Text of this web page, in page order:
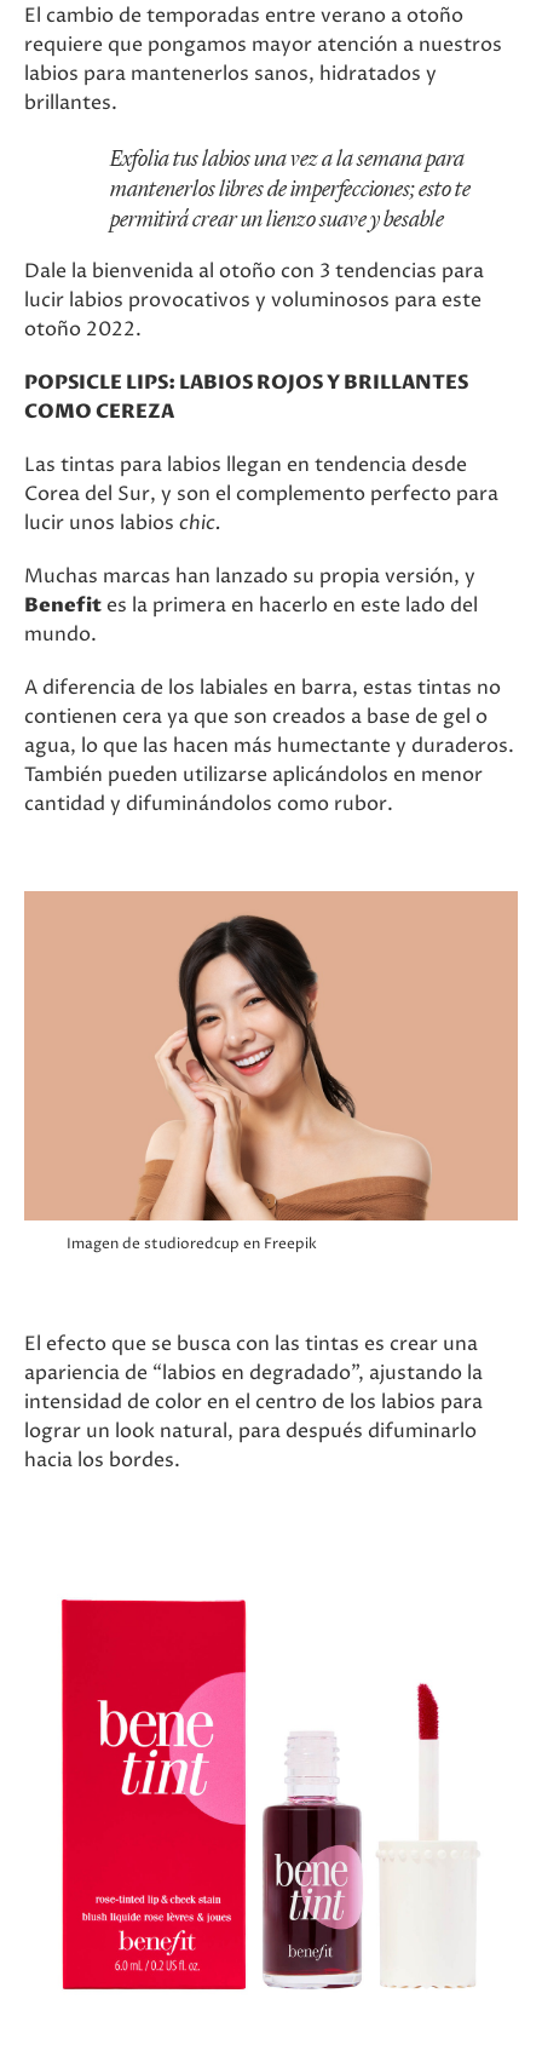
El cambio de temporadas entre verano a otoño
requiere que pongamos mayor atención a nuestros
labios para mantenerlos sanos, hidratados y
brillantes.
Exfolia tus labios una vez a la semana para
mantenerlos libres de imperfecciones; esto te
permitirá crear un lienzo suave y besable
Dale la bienvenida al otoño con 3 tendencias para
lucir labios provocativos y voluminosos para este
otoño 2022.
POPSICLE LIPS: LABIOS ROJOS Y BRILLANTES
COMO CEREZA
Las tintas para labios llegan en tendencia desde
Corea del Sur, y son el complemento perfecto para
lucir unos labios chic.
Muchas marcas han lanzado su propia versión, y
Benefit es la primera en hacerlo en este lado del
mundo.
A diferencia de los labiales en barra, estas tintas no
contienen cera ya que son creados a base de gel o
agua, lo que las hacen más humectante y duraderos.
También pueden utilizarse aplicándolos en menor
cantidad y difuminándolos como rubor.
Imagen de studioredcup en Freepik
El efecto que se busca con las tintas es crear una
apariencia de “labios en degradado”, ajustando la
intensidad de color en el centro de los labios para
lograr un look natural, para después difuminarlo
hacia los bordes.